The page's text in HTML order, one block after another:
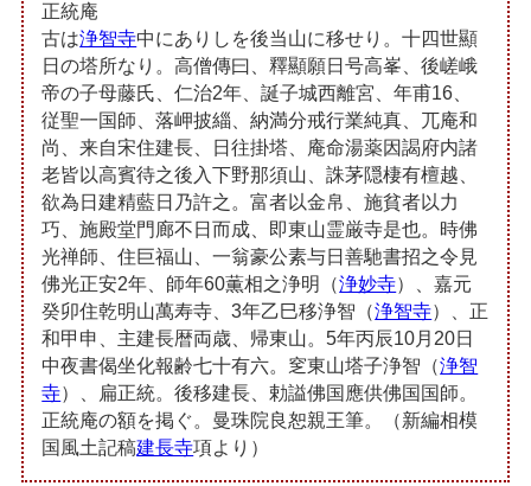
正統庵
古は浄智寺中にありしを後当山に移せり。十四世顯
日の塔所なり。高僧傳曰、釋顯願日号高峯、後嵯峨
帝の子母藤氏、仁治2年、誕子城西離宮、年甫16、
従聖一国師、落岬披緇、納満分戒行業純真、兀庵和
尚、来自宋住建長、日往掛塔、庵命湯薬因謁府内諸
老皆以高賓待之後入下野那須山、誅茅隠棲有檀越、
欲為日建精藍日乃許之。富者以金帛、施貧者以力
巧、施殿堂門廊不日而成、即東山霊厳寺是也。時佛
光禅師、住巨福山、一翁豪公素与日善馳書招之令見
佛光正安2年、師年60薫相之浄明（浄妙寺）、嘉元
癸卯住乾明山萬寿寺、3年乙巳移浄智（浄智寺）、正
和甲申、主建長暦両歳、帰東山。5年丙辰10月20日
中夜書偈坐化報齢七十有六。窆東山塔子浄智（浄智
寺）、扁正統。後移建長、勅謚佛国應供佛国国師。
正統庵の額を掲ぐ。曼珠院良恕親王筆。（新編相模
国風土記稿建長寺項より）